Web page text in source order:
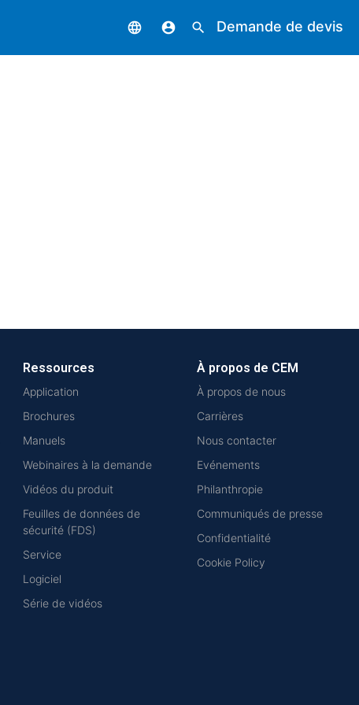
language account_circle search Demande de devis
Ressources
Application
Brochures
Manuels
Webinaires à la demande
Vidéos du produit
Feuilles de données de
sécurité (FDS)
Service
Logiciel
Série de vidéos
À propos de CEM
À propos de nous
Carrières
Nous contacter
Evénements
Philanthropie
Communiqués de presse
Confidentialité
Cookie Policy